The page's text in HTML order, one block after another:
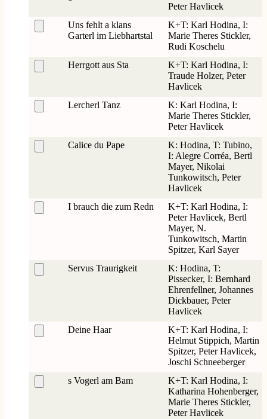
Peter Havlicek
Uns fehlt a klans
Garterl im Liebhartstal
K+T: Karl Hodina, I:
Marie Theres Stickler,
Rudi Koschelu
Herrgott aus Sta
K+T: Karl Hodina, I:
Traude Holzer, Peter
Havlicek
Lercherl Tanz
K: Karl Hodina, I:
Marie Theres Stickler,
Peter Havlicek
Calice du Pape
K: Hodina, T: Tubino,
I: Alegre Corréa, Bertl
Mayer, Nikolai
Tunkowitsch, Peter
Havlicek
I brauch die zum Redn
K+T: Karl Hodina, I:
Peter Havlicek, Bertl
Mayer, N.
Tunkowitsch, Martin
Spitzer, Karl Sayer
Servus Traurigkeit
K: Hodina, T:
Pissecker, I: Bernhard
Ehrenfellner, Johannes
Dickbauer, Peter
Havlicek
Deine Haar
K+T: Karl Hodina, I:
Helmut Stippich, Martin
Spitzer, Peter Havlicek,
Joschi Schneeberger
s Vogerl am Bam
K+T: Karl Hodina, I:
Katharina Hohenberger,
Marie Theres Stickler,
Peter Havlicek